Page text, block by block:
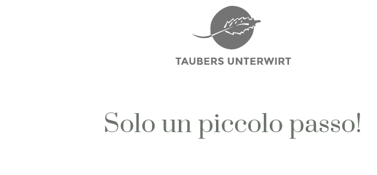
Solo un piccolo passo!